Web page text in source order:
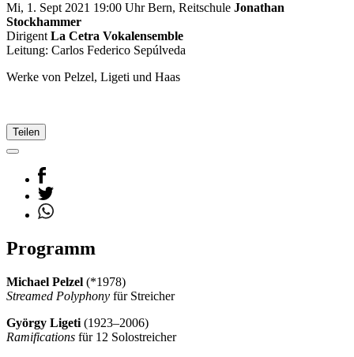
Mi, 1. Sept 2021 19:00 UhrBern, Reitschule Jonathan
Stockhammer
Dirigent La Cetra Vokalensemble
Leitung: Carlos Federico Sepúlveda
Werke von Pelzel, Ligeti und Haas
Teilen
Programm
Michael Pelzel (*1978)
Streamed Polyphony für Streicher
György Ligeti (1923–2006)
Ramifications für 12 Solostreicher